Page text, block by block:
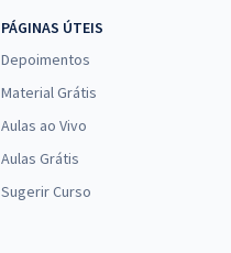
PÁGINAS ÚTEIS
Depoimentos
Material Grátis
Aulas ao Vivo
Aulas Grátis
Sugerir Curso